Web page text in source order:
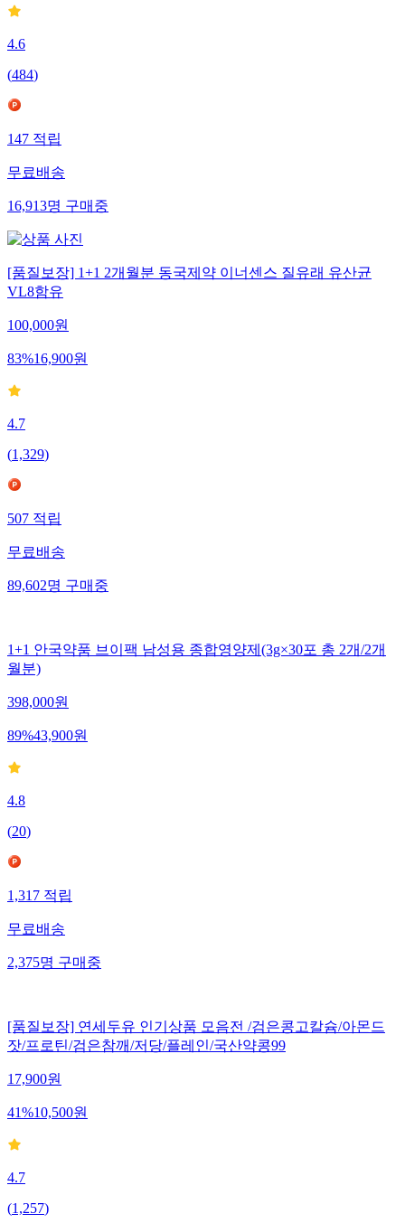
4.6
(484)
147적립
무료배송
16,913명구매중
[품질보장] 1+1 2개월분 동국제약 이너센스 질유래 유산균
VL8함유
100,000원
83%16,900원
4.7
(1,329)
507적립
무료배송
89,602명구매중
1+1 안국약품 브이팩 남성용 종합영양제(3g×30포 총 2개/2개
월분)
398,000원
89%43,900원
4.8
(20)
1,317적립
무료배송
2,375명구매중
[품질보장] 연세두유 인기상품 모음전 /검은콩고칼슘/아몬드
잣/프로틴/검은참깨/저당/플레인/국산약콩99
17,900원
41%10,500원
4.7
(1,257)